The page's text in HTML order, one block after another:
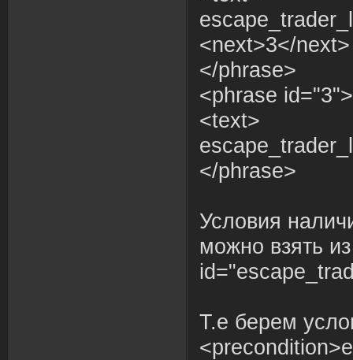
<next>3</next>
</phrase>
<phrase id="3">
<text>
</phrase>
Условия
можно взять
Т.е берем